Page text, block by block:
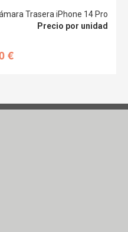
Trasera iPhone 14 Pro
Precio por unidad
€